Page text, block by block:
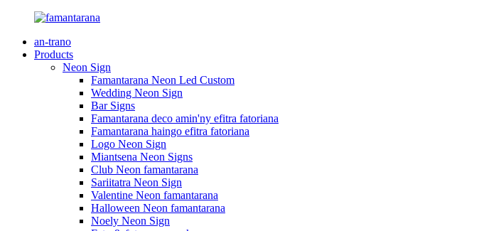
an-trano
Products
Neon Sign
Famantarana Neon Led Custom
Wedding Neon Sign
Bar Signs
Famantarana deco amin'ny efitra fatoriana
Famantarana haingo efitra fatoriana
Logo Neon Sign
Miantsena Neon Signs
Club Neon famantarana
Sariitatra Neon Sign
Valentine Neon famantarana
Halloween Neon famantarana
Noely Neon Sign